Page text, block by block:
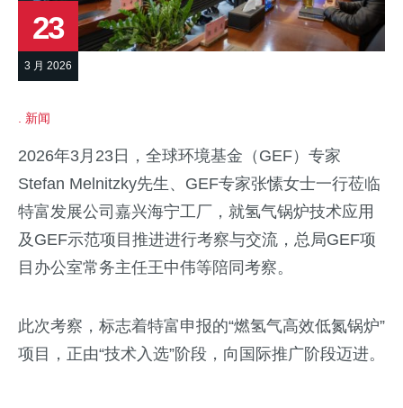
23
3 月 2026
新闻
2026年3月23日，全球环境基金（GEF）专家
Stefan Melnitzky先生、GEF专家张愫女士一行莅临
特富发展公司嘉兴海宁工厂，就氢气锅炉技术应用
及GEF示范项目推进进行考察与交流，总局GEF项
目办公室常务主任王中伟等陪同考察。
此次考察，标志着特富申报的“燃氢气高效低氮锅炉”
项目，正由“技术入选”阶段，向国际推广阶段迈进。